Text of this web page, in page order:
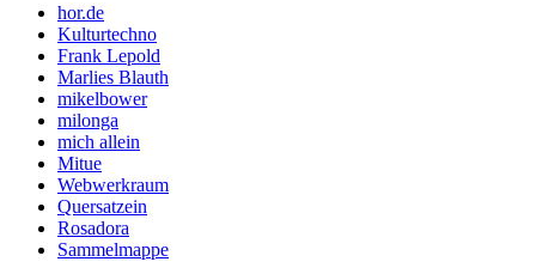
hor.de
Kulturtechno
Frank Lepold
Marlies Blauth
mikelbower
milonga
mich allein
Mitue
Webwerkraum
Quersatzein
Rosadora
Sammelmappe